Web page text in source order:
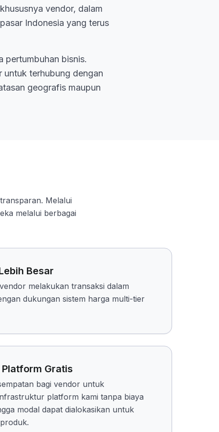
vendor, dalam
Indonesia yang terus
pertumbuhan bisnis.
untuk terhubung dengan
geografis maupun
Melalui
melalui berbagai
Besar
melakukan transaksi dalam
dukungan sistem harga multi-tier
Gratis
bagi vendor untuk
platform kami tanpa biaya
modal dapat dialokasikan untuk